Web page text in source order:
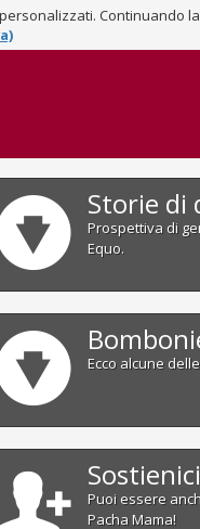
Continuando
Storie di
Prospettiva di
Equo.
Ecco alcune
Sostienici
Puoi essere
Pacha Mama!